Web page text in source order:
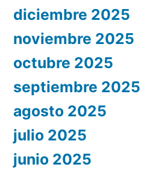
diciembre 2025
noviembre 2025
octubre 2025
septiembre 2025
agosto 2025
julio 2025
junio 2025